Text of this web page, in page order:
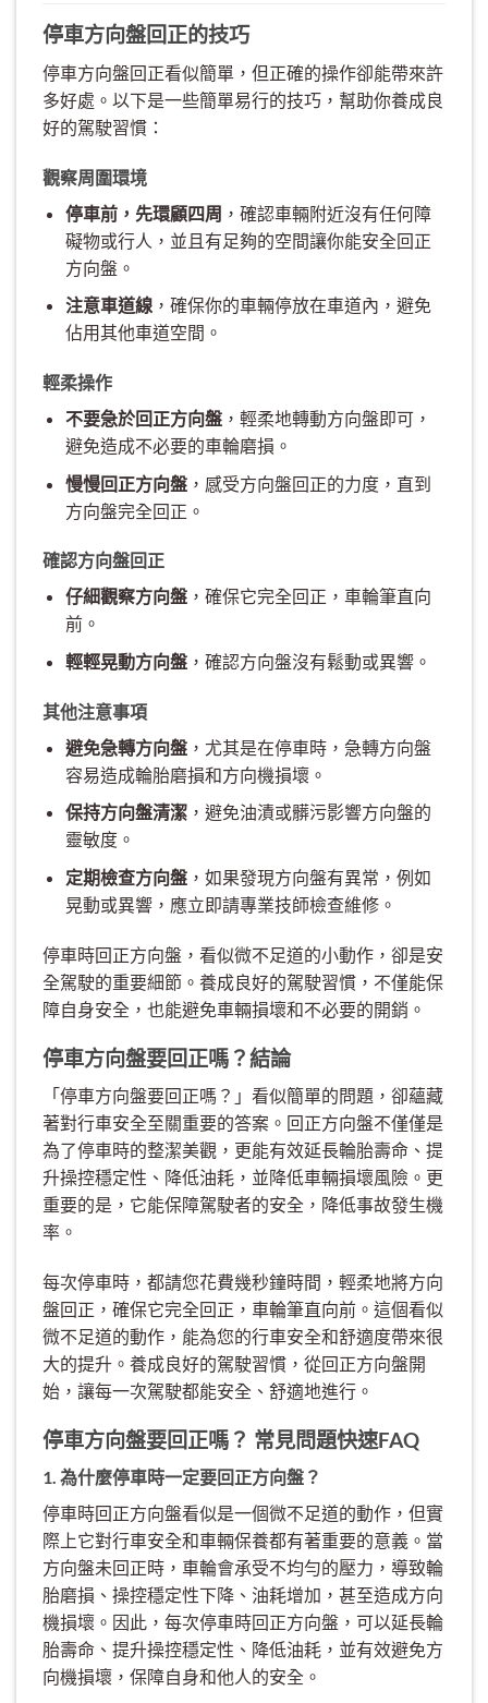
停車方向盤回正的技巧
停車方向盤回正看似簡單，但正確的操作卻能帶來許
多好處。以下是一些簡單易行的技巧，幫助你養成良
好的駕駛習慣：
觀察周圍環境
停車前，先環顧四周 ，確認車輛附近沒有任何障
礙物或行人，並且有足夠的空間讓你能安全回正
方向盤。
注意車道線，確保你的車輛停放在車道內，避免
佔用其他車道空間。
輕柔操作
不要急於回正方向盤，輕柔地轉動方向盤即可，
避免造成不必要的車輪磨損。
慢慢回正方向盤，感受方向盤回正的力度，直到
方向盤完全回正。
確認方向盤回正
仔細觀察方向盤，確保它完全回正，車輪筆直向
前。
輕輕晃動方向盤，確認方向盤沒有鬆動或異響。
其他注意事項
避免急轉方向盤，尤其是在停車時，急轉方向盤
容易造成輪胎磨損和方向機損壞。
保持方向盤清潔，避免油漬或髒污影響方向盤的
靈敏度。
定期檢查方向盤，如果發現方向盤有異常，例如
晃動或異響，應立即請專業技師檢查維修。
停車時回正方向盤，看似微不足道的小動作，卻是安
全駕駛的重要細節。養成良好的駕駛習慣，不僅能保
障自身安全，也能避免車輛損壞和不必要的開銷。
停車方向盤要回正嗎？結論
「停車方向盤要回正嗎？」看似簡單的問題，卻蘊藏
著對行車安全至關重要的答案。回正方向盤不僅僅是
為了停車時的整潔美觀，更能有效延長輪胎壽命、提
升操控穩定性、降低油耗，並降低車輛損壞風險。更
重要的是，它能保障駕駛者的安全，降低事故發生機
率。
每次停車時，都請您花費幾秒鐘時間，輕柔地將方向
盤回正，確保它完全回正，車輪筆直向前。這個看似
微不足道的動作，能為您的行車安全和舒適度帶來很
大的提升。養成良好的駕駛習慣，從回正方向盤開
始，讓每一次駕駛都能安全、舒適地進行。
停車方向盤要回正嗎？ 常見問題快速FAQ
1. 為什麼停車時一定要回正方向盤？
停車時回正方向盤看似是一個微不足道的動作，但實
際上它對行車安全和車輛保養都有著重要的意義。當
方向盤未回正時，車輪會承受不均勻的壓力，導致輪
胎磨損、操控穩定性下降、油耗增加，甚至造成方向
機損壞。因此，每次停車時回正方向盤，可以延長輪
胎壽命、提升操控穩定性、降低油耗，並有效避免方
向機損壞，保障自身和他人的安全。